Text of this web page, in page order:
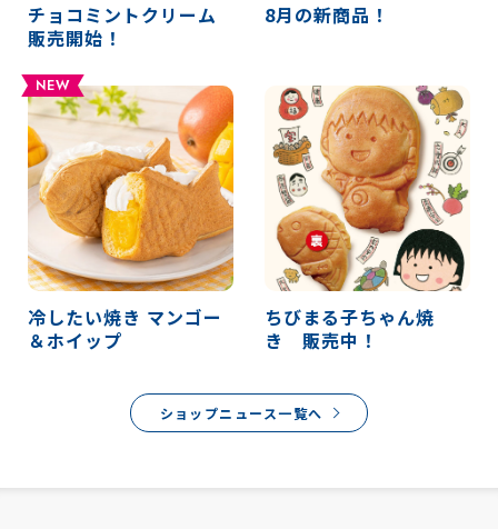
チョコミントクリーム
販売開始！
8月の新商品！
NEW
冷したい焼き マンゴー
＆ホイップ
ちびまる子ちゃん焼
き 販売中！
ショップニュース一覧へ